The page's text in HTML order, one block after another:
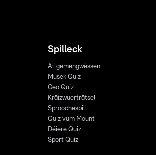
Spilleck
Allgemengwëssen
Musek Quiz
Geo Quiz
Kräizwuerträtsel
Sproochespill
Quiz vum Mount
Déiere Quiz
Sport Quiz